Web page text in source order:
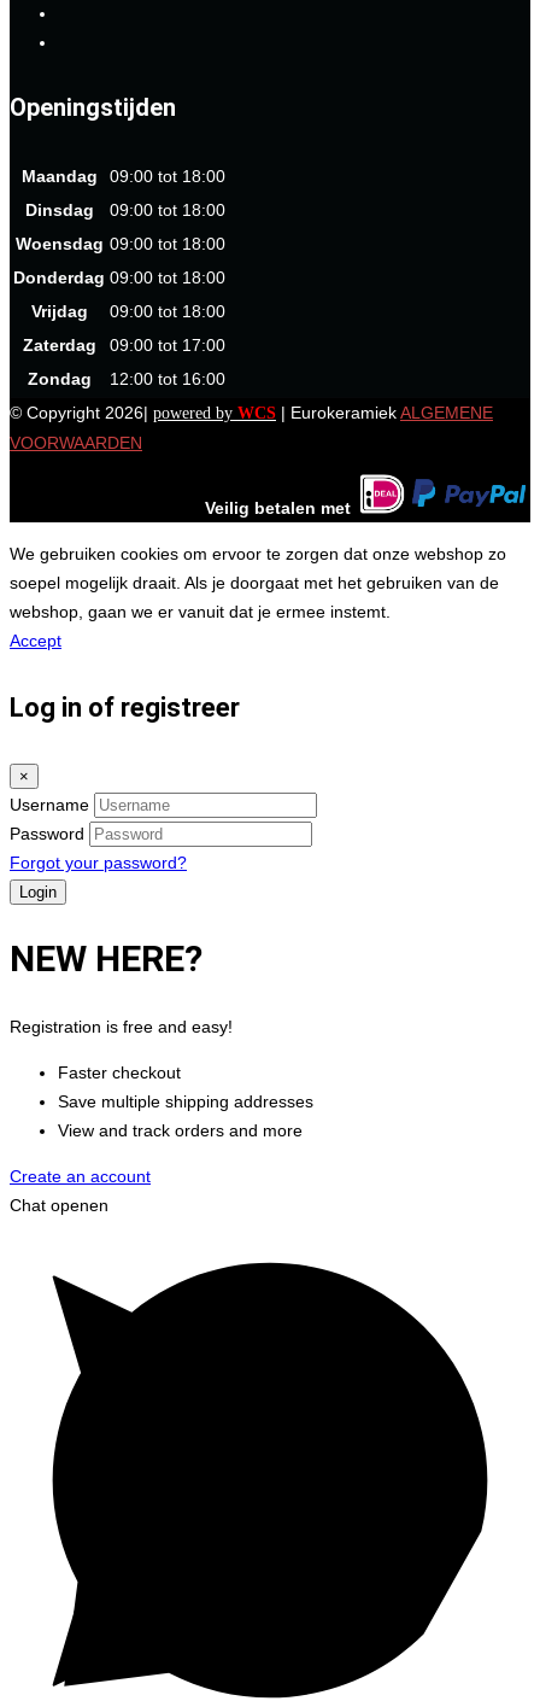
Openingstijden
Maandag
09:00 tot 18:00
Dinsdag
09:00 tot 18:00
Woensdag 09:00 tot 18:00
Donderdag 09:00 tot 18:00
Vrijdag
09:00 tot 18:00
Zaterdag
09:00 tot 17:00
Zondag
12:00 tot 16:00
© Copyright 2026| powered by WCS | EurokeramiekALGEMENE
VOORWAARDEN
Veilig betalen met
We gebruiken cookies om ervoor te zorgen dat onze webshop zo
soepel mogelijk draait. Als je doorgaat met het gebruiken van de
webshop, gaan we er vanuit dat je ermee instemt.
Accept
Log in of registreer
×
Username
Password
Forgot your password?
NEW HERE?
Registration is free and easy!
Faster checkout
Save multiple shipping addresses
View and track orders and more
Create an account
Chat openen